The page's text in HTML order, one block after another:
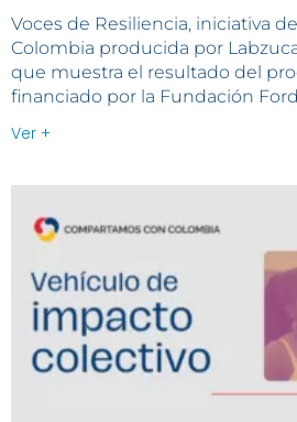
Voces de Resiliencia, iniciativa
Colombia producida por
que muestra el resultado del
financiado por la Fundación
Ver +